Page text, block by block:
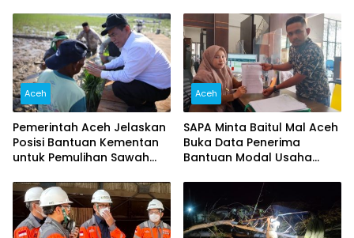
Aceh
Pemerintah Aceh Jelaskan
Posisi Bantuan Kementan
untuk Pemulihan Sawah
Aceh
SAPA Minta Baitul Mal Aceh
Buka Data Penerima
Bantuan Modal Usaha
Pungutan